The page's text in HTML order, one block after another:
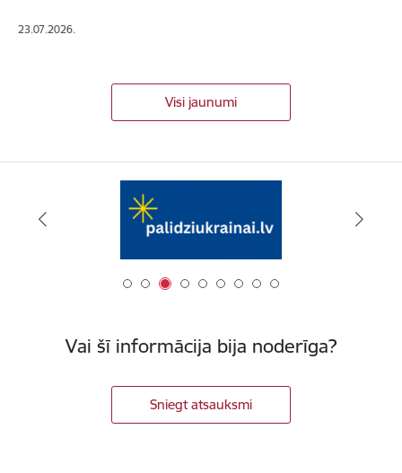
23.07.2026.
Visi jaunumi
Vai šī informācija bija noderīga?
Sniegt atsauksmi